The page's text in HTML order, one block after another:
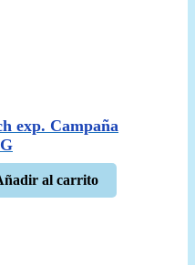
exp. Campaña
al carrito